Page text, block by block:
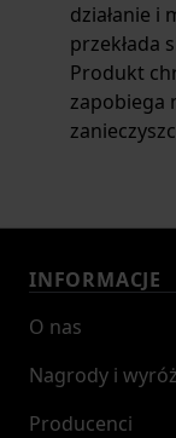
działanie i
przekłada
Produkt
zapobiega
INFORMACJE
O nas
Nagrody i
Producenci